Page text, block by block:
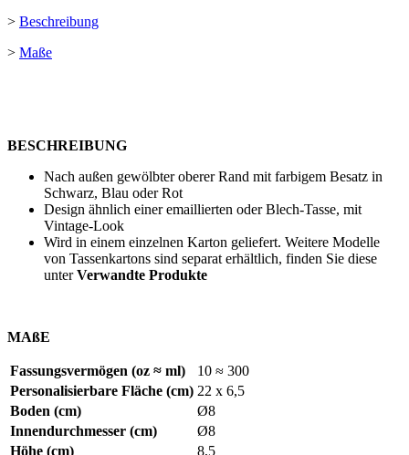
> Beschreibung
> Maße
BESCHREIBUNG
Nach außen gewölbter oberer Rand mit farbigem Besatz in
Schwarz, Blau oder Rot
Design ähnlich einer emaillierten oder Blech-Tasse, mit
Vintage-Look
Wird in einem einzelnen Karton geliefert. Weitere Modelle
von Tassenkartons sind separat erhältlich, finden Sie diese
unterVerwandte Produkte
MAßE
Fassungsvermögen (oz ≈ ml)
10 ≈ 300
Personalisierbare Fläche (cm) 22 x 6,5
Boden (cm)
Ø8
Innendurchmesser (cm)
Ø8
Höhe (cm)
8,5